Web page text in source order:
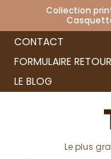
Collection
CONTACT
FORMULAIRE RETOUR
LE BLOG
Le plus